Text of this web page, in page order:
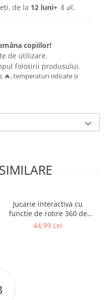
de la 12 luni+ 🍼👶.
copiilor!
de utilizare.
folosirii produsului.
🔥, temperaturi ridicate și
Jucarie interactiva cu
functie de rotire 360 de
grade si lumini, Omida
44,99 Lei